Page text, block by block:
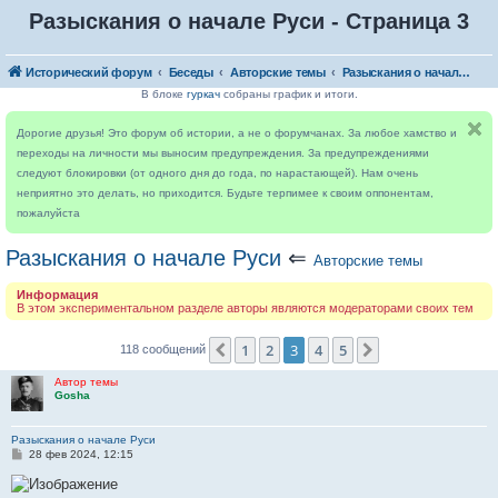
Разыскания о начале Руси - Страница 3
Исторический форум Беседы Авторские темы Разыскания о начале Руси
В блоке гуркачсобраны график и итоги.
Дорогие друзья! Это форум об истории, а не о форумчанах. За любое хамство и
переходы на личности мы выносим предупреждения. За предупреждениями
следуют блокировки (от одного дня до года, по нарастающей). Нам очень
неприятно это делать, но приходится. Будьте терпимее к своим оппонентам,
пожалуйста
Разыскания о начале Руси ⇐ Авторские темы
Информация
В этом экспериментальном разделе авторы являются модераторами своих тем
118 сообщений Пред.
1 2 3 4 5
Автор темы
Gosha
Разыскания о начале Руси
С
о
б
28 фев 2024, 12:15